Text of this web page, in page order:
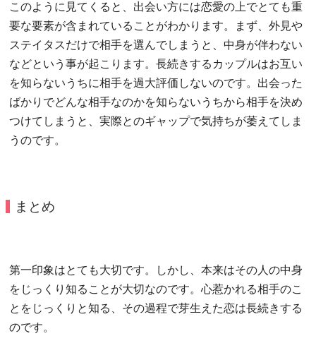
このように見てくると、出会い方には恋愛の上でとても重
要な要素が含まれていることがわかります。まず、外見や
ステイタスだけで相手を選んでしまうと、中身が伴わない
などという事が起こります。長続きするカップルはお互い
を知らないうちに相手を過大評価しないのです。出会った
ばかりでどんな相手なのかを知らないうちから相手を決め
つけてしまうと、実際とのギャップで気持ちが萎えてしま
うのです。
まとめ
第一印象はとても大切です。しかし、本来はその人の中身
をじっくり知ることが大切なのです。心惹かれる相手のこ
とをじっくりと知る、その過程で芽生えた恋は長続きする
のです。